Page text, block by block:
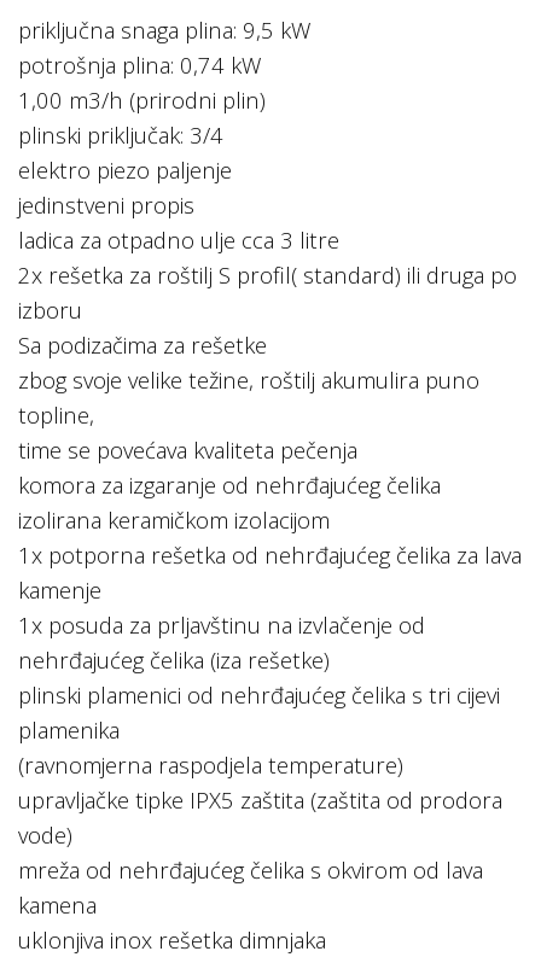
priključna snaga plina: 9,5 kW
potrošnja plina: 0,74 kW
1,00 m3/h (prirodni plin)
plinski priključak: 3/4
elektro piezo paljenje
jedinstveni propis
ladica za otpadno ulje cca 3 litre
2x rešetka za roštilj S profil( standard) ili druga po
izboru
Sa podizačima za rešetke
zbog svoje velike težine, roštilj akumulira puno
topline,
time se povećava kvaliteta pečenja
komora za izgaranje od nehrđajućeg čelika
izolirana keramičkom izolacijom
1x potporna rešetka od nehrđajućeg čelika za lava
kamenje
1x posuda za prljavštinu na izvlačenje od
nehrđajućeg čelika (iza rešetke)
plinski plamenici od nehrđajućeg čelika s tri cijevi
plamenika
(ravnomjerna raspodjela temperature)
upravljačke tipke IPX5 zaštita (zaštita od prodora
vode)
mreža od nehrđajućeg čelika s okvirom od lava
kamena
uklonjiva inox rešetka dimnjaka